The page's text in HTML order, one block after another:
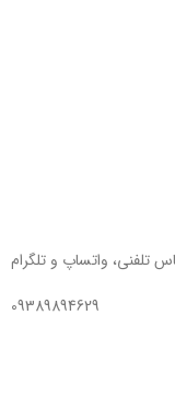
تلفنی، واتساپ و تلگرام
09389894629